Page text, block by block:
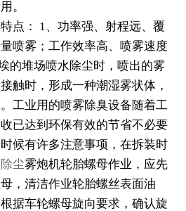
。
点： 1、功率强、射程远、覆
喷雾；工作效率高、喷雾速度
的堆场喷水除尘时，喷出的雾
触时，形成一种潮湿雾状体，
工业用的喷雾除臭设备随着工
已达到环保有效的节省不必要
候有许多注意事项，在拆装时
尘雾炮机轮胎螺母作业，应先
，清洁作业轮胎螺丝表面油
据车轮螺母旋向要求，确认旋